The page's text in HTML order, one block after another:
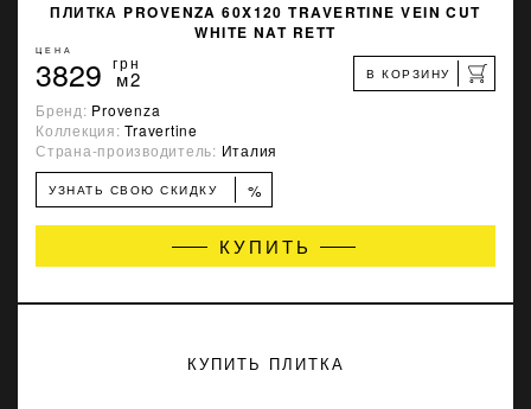
ПЛИТКА PROVENZA 60X120 TRAVERTINE VEIN CUT
WHITE NAT RETT
ЦЕНА
3829 грн
м2 В КОРЗИНУ
Бренд: Provenza
Коллекция:Travertine
Страна-производитель: Италия
УЗНАТЬ СВОЮ СКИДКУ %
КУПИТЬ
КУПИТЬ ПЛИТКА